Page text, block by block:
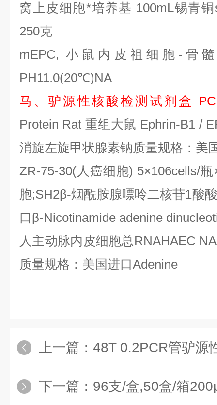
窝上皮细胞*培养基 100mL锡青铜
250克
mEPC,小鼠内皮祖细胞 - 骨
PH11.0(20℃)NA
马、驴源性核酸检测试剂盒
Protein Rat 重组大鼠 Ephrin-B1 /
消旋左旋甲状腺素钠质量规格：美
ZR-75-30( 人癌细胞) 5×106cells/瓶
胞;SH2β-烟酰胺腺嘌呤二核苷1酸
口β-Nicotinamide adenine
人主动脉内皮细胞总RNAHAEC NA
质量规格：美国进口Adenine
上一篇： 48T 0.2PCR管驴源性成分PCR
下一篇： 96支/盒,50盒/箱